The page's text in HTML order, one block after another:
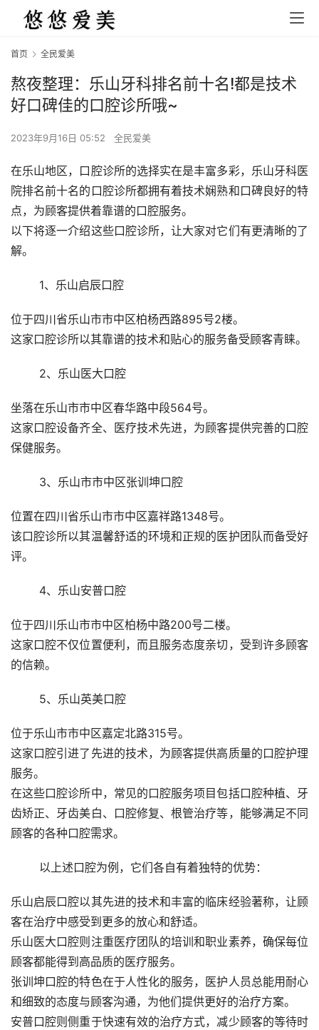
首页 全民爱美
熬夜整理：乐山牙科排名前十名!都是技术
好口碑佳的口腔诊所哦~
2023年9月16日 05:52 全民爱美
在乐山地区，口腔诊所的选择实在是丰富多彩，乐山牙科医
院排名前十名的口腔诊所都拥有着技术娴熟和口碑良好的特
点，为顾客提供着靠谱的口腔服务。
以下将逐一介绍这些口腔诊所，让大家对它们有更清晰的了
解。
	1、乐山启辰口腔
位于四川省乐山市市中区柏杨西路895号2楼。
这家口腔诊所以其靠谱的技术和贴心的服务备受顾客青睐。
	2、乐山医大口腔
坐落在乐山市市中区春华路中段564号。
这家口腔设备齐全、医疗技术先进，为顾客提供完善的口腔
保健服务。
	3、乐山市市中区张训坤口腔
位置在四川省乐山市市中区嘉祥路1348号。
该口腔诊所以其温馨舒适的环境和正规的医护团队而备受好
评。
	4、乐山安普口腔
位于四川乐山市市中区柏杨中路200号二楼。
这家口腔不仅位置便利，而且服务态度亲切，受到许多顾客
的信赖。
	5、乐山英美口腔
位于乐山市市中区嘉定北路315号。
这家口腔引进了先进的技术，为顾客提供高质量的口腔护理
服务。
在这些口腔诊所中，常见的口腔服务项目包括口腔种植、牙
齿矫正、牙齿美白、口腔修复、根管治疗等，能够满足不同
顾客的各种口腔需求。
	以上述口腔为例，它们各自有着独特的优势：
乐山启辰口腔以其先进的技术和丰富的临床经验著称，让顾
客在治疗中感受到更多的放心和舒适。
乐山医大口腔则注重医疗团队的培训和职业素养，确保每位
顾客都能得到高品质的医疗服务。
张训坤口腔的特色在于人性化的服务，医护人员总能用耐心
和细致的态度与顾客沟通，为他们提供更好的治疗方案。
安普口腔则侧重于快速有效的治疗方式，减少顾客的等待时